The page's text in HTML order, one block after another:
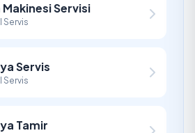
Servisi
Servis
Servis
Servis
Tamir